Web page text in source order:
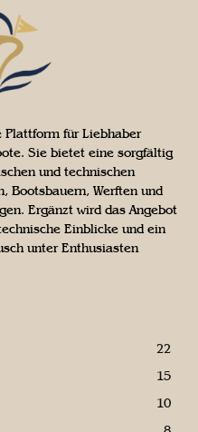
für Liebhaber
Sie bietet eine sorgfältig
und technischen
Bootsbauern, Werften und
Ergänzt wird das Angebot
Einblicke und ein
unter Enthusiasten
22
15
10